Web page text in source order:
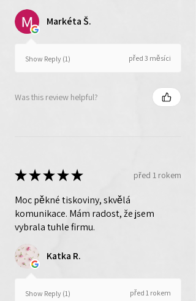
Markéta Š.
Show Reply (1) před 3 měsíci
Was this review helpful?
★★★★★ před 1 rokem
Moc pěkné tiskoviny, skvělá
komunikace. Mám radost, že jsem
vybrala tuhle firmu.
Katka R.
Show Reply (1) před 1 rokem